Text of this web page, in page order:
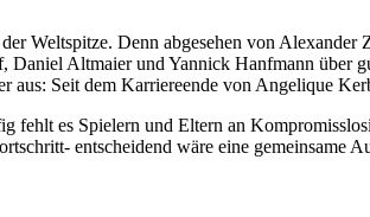
Weltspitze. Denn abgesehen von
Altmaier und Yannick Hanfmann über
Seit dem Karriereende von Angelique
es Spielern und Eltern an
entscheidend wäre eine gemeinsame